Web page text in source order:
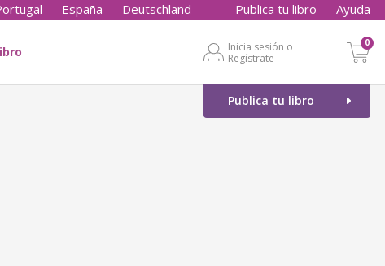
España Deutschland - Publica tu libro Ayuda
Inicia sesión o
Regístrate
0
Publica tu libro